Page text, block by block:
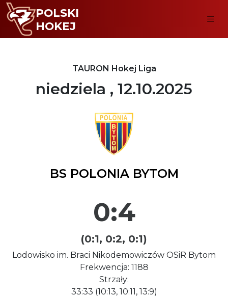
POLSKI
HOKEJ
TAURON Hokej Liga
niedziela , 12.10.2025
BS POLONIA BYTOM
0:4
(0:1, 0:2, 0:1)
Lodowisko im. Braci Nikodemowiczów OSiR Bytom
Frekwencja: 1188
Strzały:
33:33 (10:13, 10:11, 13:9)